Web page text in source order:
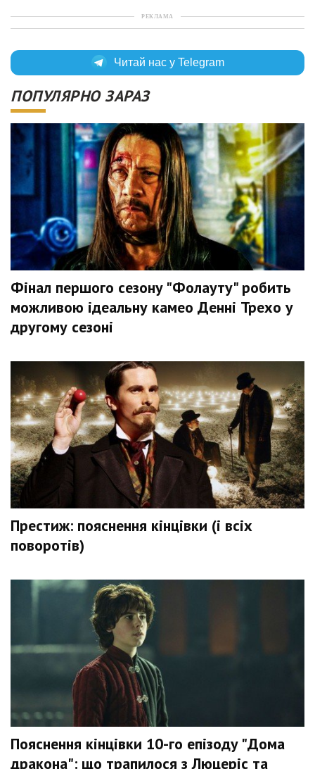
РЕКЛАМА
Читай нас у Telegram
ПОПУЛЯРНО ЗАРАЗ
Фінал першого сезону "Фолауту" робить
можливою ідеальну камео Денні Трехо у
другому сезоні
Престиж: пояснення кінцівки (і всіх
поворотів)
Пояснення кінцівки 10-го епізоду "Дома
дракона": що трапилося з Люцеріс та